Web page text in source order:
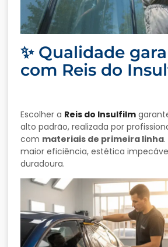
✨ Qualidade
com Reis do
Escolher a Reis do Insulfilm
alto padrão, realizada por
com materiais de primeira linha
maior eficiência, estética
duradoura.